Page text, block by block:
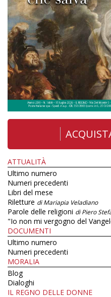
ATTUALITÀ
Ultimo numero
Numeri precedenti
Libri del mese
Riletture di Mariapia Veladiano
Parole delle religioni di Piero
"Io non mi vergogno del
DOCUMENTI
Ultimo numero
Numeri precedenti
MORALIA
Blog
Dialoghi
IL REGNO DELLE DONNE